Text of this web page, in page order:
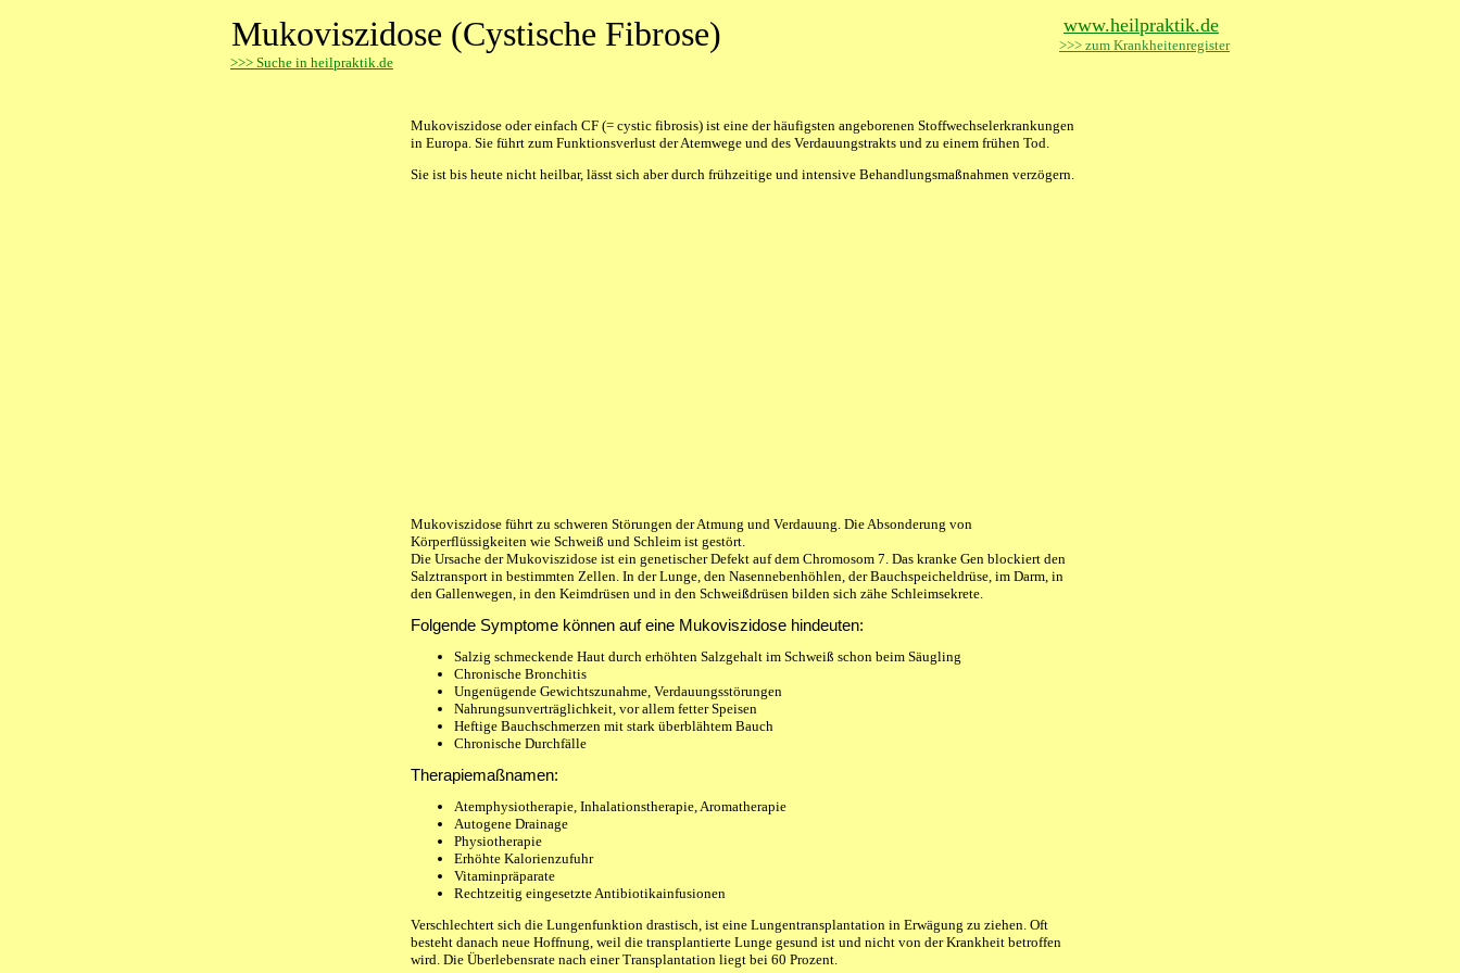
Mukoviszidose (Cystische Fibrose)
>>> Suche in heilpraktik.de
www.heilpraktik.de
>>> zum Krankheitenregister
Mukoviszidose oder einfach CF (= cystic fibrosis) ist eine der häufigsten angeborenen Stoffwechselerkrankungen
in Europa. Sie führt zum Funktionsverlust der Atemwege und des Verdauungstrakts und zu einem frühen Tod.
Sie ist bis heute nicht heilbar, lässt sich aber durch frühzeitige und intensive Behandlungsmaßnahmen verzögern.
Mukoviszidose führt zu schweren Störungen der Atmung und Verdauung. Die Absonderung von
Körperflüssigkeiten wie Schweiß und Schleim ist gestört.
Die Ursache der Mukoviszidose ist ein genetischer Defekt auf dem Chromosom 7. Das kranke Gen blockiert den
Salztransport in bestimmten Zellen. In der Lunge, den Nasennebenhöhlen, der Bauchspeicheldrüse, im Darm, in
den Gallenwegen, in den Keimdrüsen und in den Schweißdrüsen bilden sich zähe Schleimsekrete.
Folgende Symptome können auf eine Mukoviszidose hindeuten:
Salzig schmeckende Haut durch erhöhten Salzgehalt im Schweiß schon beim Säugling
Chronische Bronchitis
Ungenügende Gewichtszunahme, Verdauungsstörungen
Nahrungsunverträglichkeit, vor allem fetter Speisen
Heftige Bauchschmerzen mit stark überblähtem Bauch
Chronische Durchfälle
Therapiemaßnamen:
Atemphysiotherapie, Inhalationstherapie, Aromatherapie
Autogene Drainage
Physiotherapie
Erhöhte Kalorienzufuhr
Vitaminpräparate
Rechtzeitig eingesetzte Antibiotikainfusionen
Verschlechtert sich die Lungenfunktion drastisch, ist eine Lungentransplantation in Erwägung zu ziehen. Oft
besteht danach neue Hoffnung, weil die transplantierte Lunge gesund ist und nicht von der Krankheit betroffen
wird. Die Überlebensrate nach einer Transplantation liegt bei 60 Prozent.